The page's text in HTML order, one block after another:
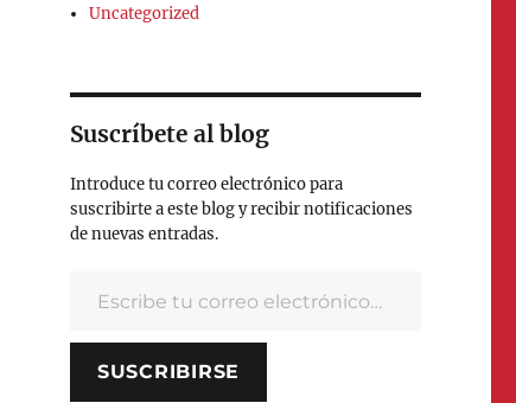
Uncategorized
Suscríbete al blog
Introduce tu correo electrónico para
suscribirte a este blog y recibir notificaciones
de nuevas entradas.
SUSCRIBIRSE